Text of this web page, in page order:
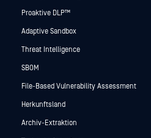
Proaktive DLP™
Adaptive Sandbox
Threat Intelligence
SBOM
File-Based Vulnerability Assessment
Herkunftsland
Archiv-Extraktion